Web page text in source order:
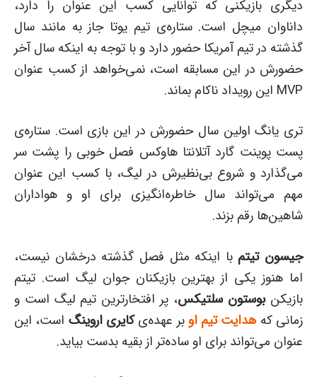
دیگری بازیکنی که توانایی کسب این عنوان را دارد،
داناوان میچل است. ستاره‌ی تیم یوتا جاز به مانند سال
گذشته در تیم آمریکا حضور دارد و با توجه به اینکه سال آخر
حضورش در این مسابقه است، نمی‌خواهد از کسب عنوان
MVP این رویداد ناکام بماند.
تری یانگ اولین سال حضورش در این بازی است. ستاره‌ی
پست پوینت گارد آتلانتا هاوکس فصل خوبی را پشت سر
می‌گذارد و شروع بی‌نظیرش در لیگ، با کسب این عنوان
مهم می‌تواند سال خاطره‌انگیزی برای او و هواداران
شاهین‌ها رقم بزند.
جیسون تیتم با اینکه مثل فصل گذشته درخشان نیست،
اما هنوز یکی از بهترین بازیکنان جوان لیگ است. تیتم
بازیکنبوستون سلتیکس، پر افتخارترین تیم لیگ است و
زمانی کههدایت تیم او بر عهده‌یکایری اروینگ است، این
عنوان می‌تواند برای او ساده‌تر از بقیه بدست بیاید.